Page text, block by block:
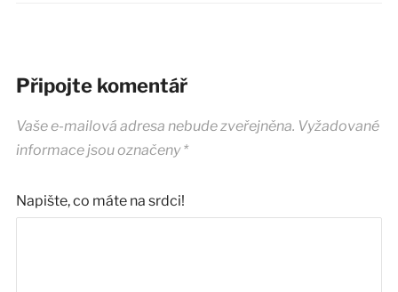
Připojte komentář
Vaše e-mailová adresa nebude zveřejněna. Vyžadované
informace jsou označeny*
Napište, co máte na srdci!